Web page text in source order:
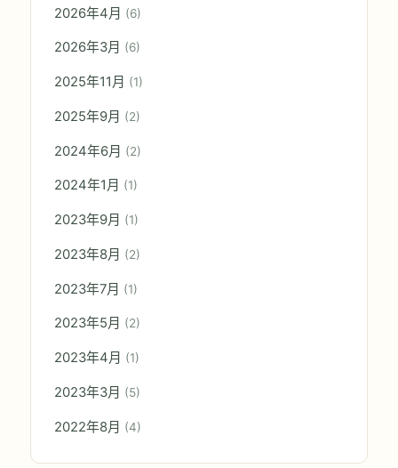
2026年4月 (6)
2026年3月 (6)
2025年11月 (1)
2025年9月 (2)
2024年6月 (2)
2024年1月 (1)
2023年9月 (1)
2023年8月 (2)
2023年7月 (1)
2023年5月 (2)
2023年4月 (1)
2023年3月 (5)
2022年8月 (4)